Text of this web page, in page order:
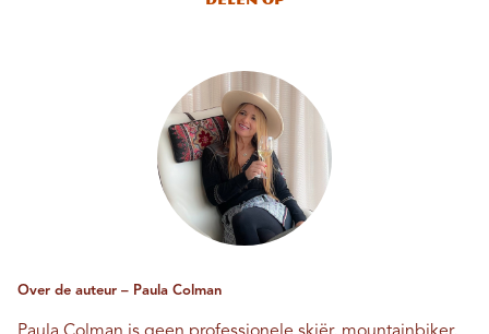
Over de auteur – Paula Colman